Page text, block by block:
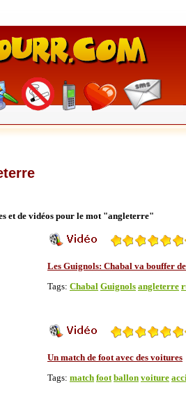
et de vidéos pour le mot "angleterre"
Les Guignols: Chabal va bouffer
Tags: Chabal Guignols angleterre
Un match de foot avec des voitures
Tags: match foot ballon voiture